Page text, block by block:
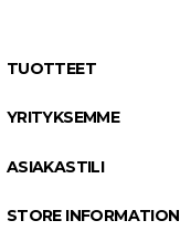
TUOTTEET
YRITYKSEMME
ASIAKASTILI
STORE INFORMATION